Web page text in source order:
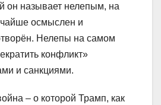
он называет нелепым, на
осмыслен и
Нелепы на самом
конфликт»
и санкциями.
– о которой Трамп, как